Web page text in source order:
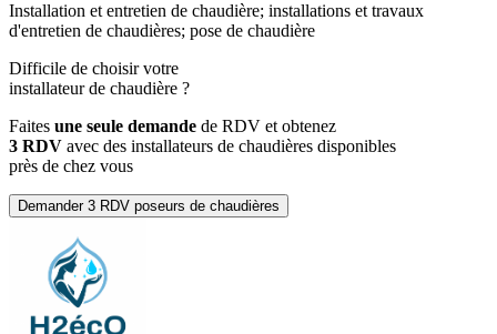
Installation et entretien de chaudière; installations et travaux
d'entretien de chaudières; pose de chaudière
Difficile de choisir votre
installateur de chaudière ?
Faites une seule demande de RDV et obtenez
3 RDV avec des installateurs de chaudières disponibles
près de chez vous
Demander 3 RDV poseurs de chaudières